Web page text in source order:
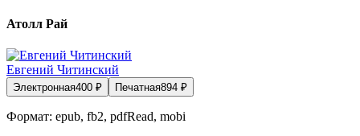
Атолл Рай
Евгений Читинский
Электронная400 ₽ Печатная894 ₽
Формат: epub, fb2, pdfRead, mobi